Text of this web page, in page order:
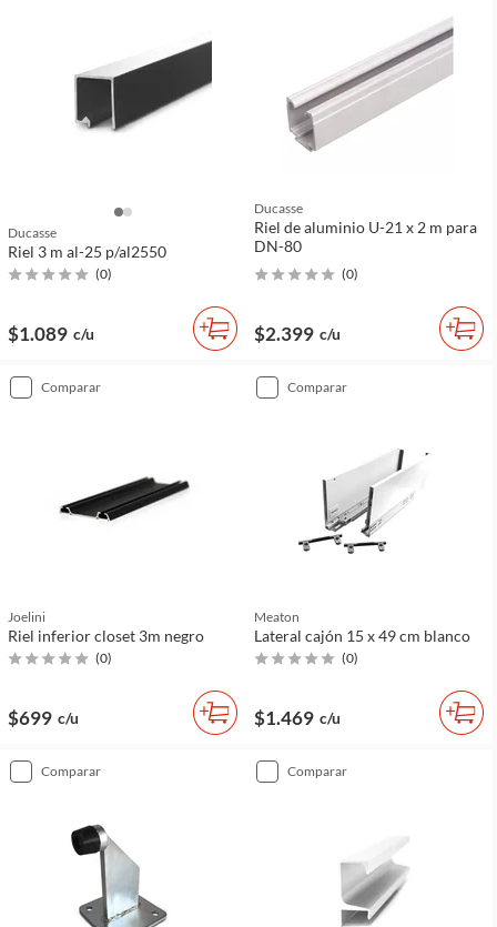
Ducasse
Riel 3 m al-25 p/al2550
(0)
$1.089 c/u
Ducasse
Riel de aluminio U-21 x 2 m para
DN-80
(0)
$2.399 c/u
comparar
Joelini
Riel inferior closet 3m negro
(0)
$699 c/u
comparar
Meaton
Lateral cajón 15 x 49 cm blanco
(0)
$1.469 c/u
comparar comparar